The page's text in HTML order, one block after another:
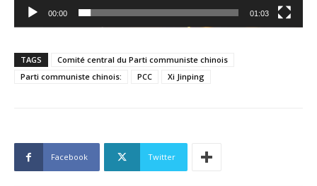
00:00 01:03
TAGS
Comité central du Parti communiste chinois
Parti communiste chinois:
PCC Xi Jinping
Facebook Twitter